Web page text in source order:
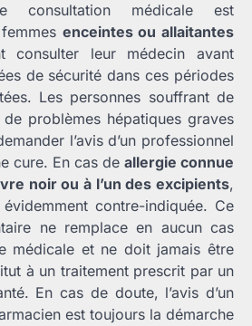
consultation médicale est
enceintes ou allaitantes
consulter leur médecin avant
de sécurité dans ces périodes
Les personnes souffrant de
problèmes hépatiques graves
l’avis d’un professionnel
cure. En cas de allergie connue
noir ou à l’un des excipients,
évidemment contre-indiquée. Ce
ne remplace en aucun cas
médicale et ne doit jamais être
à un traitement prescrit par un
En cas de doute, l’avis d’un
est toujours la démarche